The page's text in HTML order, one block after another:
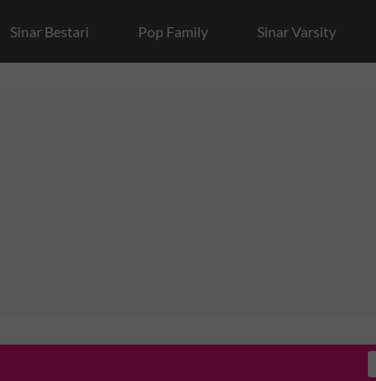
Sinar Bestari Pop Family Sinar Varsity